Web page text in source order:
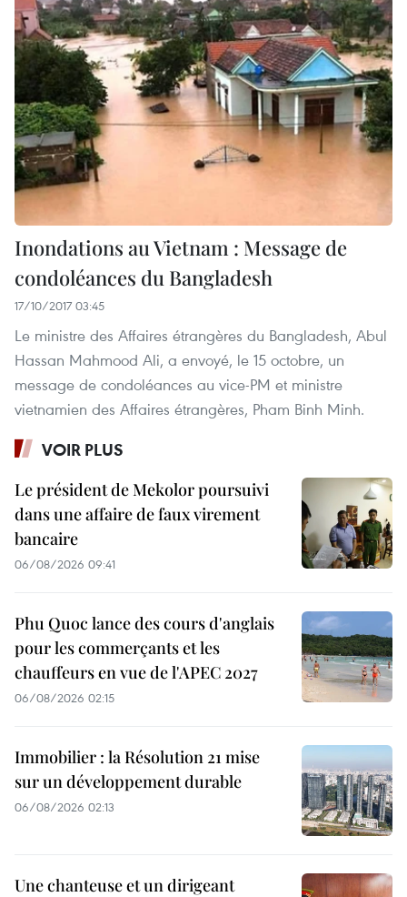
Inondations au Vietnam : Message de
condoléances du Bangladesh
17/10/2017 03:45
Le ministre des Affaires étrangères du Bangladesh, Abul
Hassan Mahmood Ali, a envoyé, le 15 octobre, un
message de condoléances au vice-PM et ministre
vietnamien des Affaires étrangères, Pham Binh Minh.
VOIR PLUS
Le président de Mekolor poursuivi
dans une affaire de faux virement
bancaire
06/08/2026 09:41
Phu Quoc lance des cours d'anglais
pour les commerçants et les
chauffeurs en vue de l'APEC 2027
06/08/2026 02:15
Immobilier : la Résolution 21 mise
sur un développement durable
06/08/2026 02:13
Une chanteuse et un dirigeant